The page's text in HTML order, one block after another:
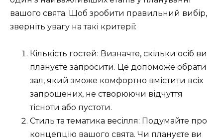
вашого свята. Щоб зробити правильний вибір,
зверніть увагу на такі критерії:
Кількість гостей: Визначте, скільки осіб ви
плануєте запросити. Це допоможе обрати
зал, який зможе комфортно вмістити всіх
запрошених, не створюючи відчуття
тісноти або пустоти.
Стиль та тематика весілля: Подумайте про
концепцію вашого свята. Чи плануєте ви